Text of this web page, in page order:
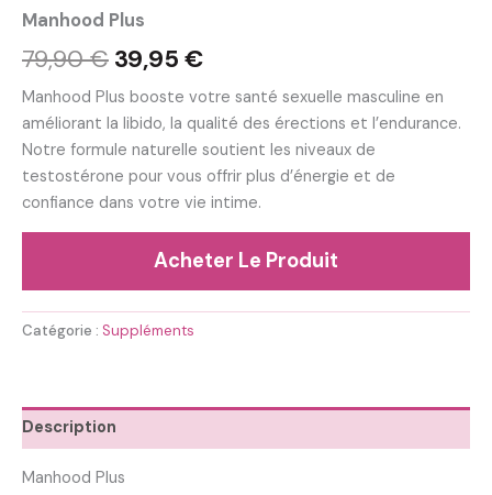
Manhood Plus
79,90€ Le
prix
initial
était :
79,90 €.
39,95 €Le
prix
actuel
est :
39,95 €.
Manhood Plus booste votre santé sexuelle masculine en
améliorant la libido, la qualité des érections et l’endurance.
Notre formule naturelle soutient les niveaux de
testostérone pour vous offrir plus d’énergie et de
confiance dans votre vie intime.
Acheter Le Produit
Catégorie : Suppléments
Description
Manhood Plus